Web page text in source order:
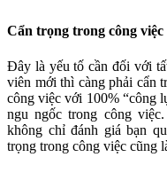
Cẩn trọng trong công việc
Đây là yếu tố cần đối với
viên mới thì càng phải cẩn
công việc với 100% “công
ngu ngốc trong công
không chỉ đánh giá bạn
trọng trong công việc cũng